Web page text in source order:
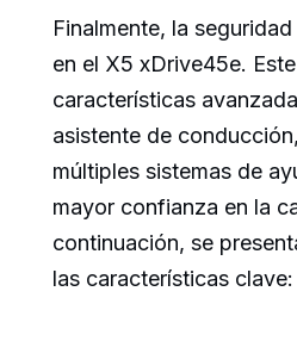
Finalmente, la
en el X5 xDrive45e.
características
asistente de
múltiples sistemas de
mayor confianza en la
continuación, se
las características clave: